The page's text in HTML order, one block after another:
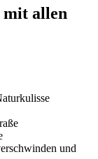
mit allen
und